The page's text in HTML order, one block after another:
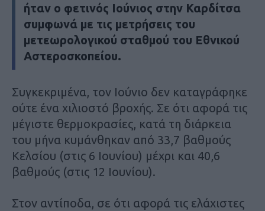
ήταν ο φετινός Ιούνιος στην Καρδίτσα
συμφωνά με τις μετρήσεις του
μετεωρολογικού σταθμού του Εθνικού
Αστεροσκοπείου.
Συγκεκριμένα, τον Ιούνιο δεν καταγράφηκε
ούτε ένα χιλιοστό βροχής. Σε ότι αφορά τις
μέγιστε θερμοκρασίες, κατά τη διάρκεια
του μήνα κυμάνθηκαν από 33,7 βαθμούς
Κελσίου (στις 6 Ιουνίου) μέχρι και 40,6
βαθμούς (στις 12 Ιουνίου).
Στον αντίποδα, σε ότι αφορά τις ελάχιστες